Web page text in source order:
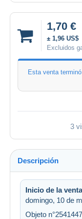
1,70 €
± 1,96 US$
Excluidos
Esta venta terminó
3
Descripción
Inicio de la
domingo, 10 de
Objeto